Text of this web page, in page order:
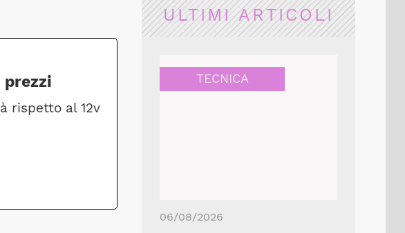
prezzi
rispetto al 12v
ULTIMI ARTICOLI
TECNICA
06/08/2026